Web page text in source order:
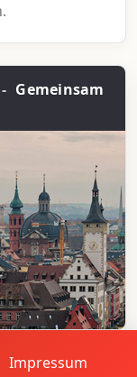
- Gemeinsam
Impressum